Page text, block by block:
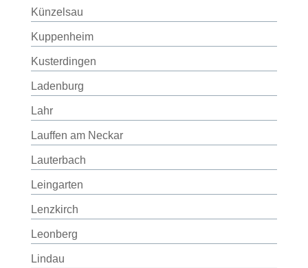
Künzelsau
Kuppenheim
Kusterdingen
Ladenburg
Lahr
Lauffen am Neckar
Lauterbach
Leingarten
Lenzkirch
Leonberg
Lindau